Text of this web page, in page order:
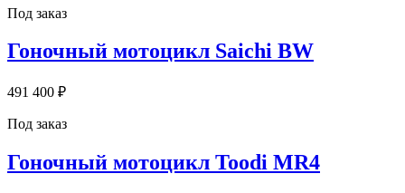
Под заказ
Гоночный мотоцикл Saichi BW
491 400 ₽
Под заказ
Гоночный мотоцикл Toodi MR4